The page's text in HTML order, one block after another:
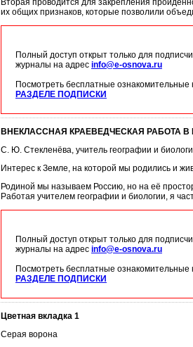
Вторая проводится для закрепления
их общих признаков, которые позволили
Полный доступ открыт только для
журналы на адрес info@e-osnova.ru
Посмотреть бесплатные
РАЗДЕЛЕ ПОДПИСКИ
ВНЕКЛАССНАЯ КРАЕВЕДЧЕСКАЯ РАБОТА
С. Ю. Стекленёва, учитель географии и
Интерес к Земле, на которой мы родились и
Родиной мы называем Россию, но на её
Работая учителем географии и биологии, я
Полный доступ открыт только для
журналы на адрес info@e-osnova.ru
Посмотреть бесплатные
РАЗДЕЛЕ ПОДПИСКИ
Цветная вкладка 1
Серая ворона